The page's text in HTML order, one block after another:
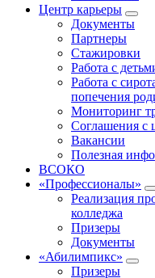
Центр карьеры
Документы
Партнеры
Стажировки
Работа с
Работа с
попечения
Мониторинг
Соглашения с
Вакансии
Полезная
ВСОКО
«Профессионалы»
Реализация
колледжа
Призеры
Документы
«Абилимпикс»
Призеры